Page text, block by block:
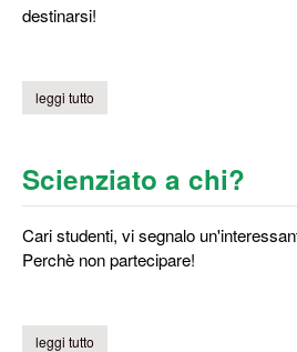
destinarsi!
leggi tutto
Scienziato a chi?
Cari studenti, vi segnalo
Perchè non partecipare!
leggi tutto